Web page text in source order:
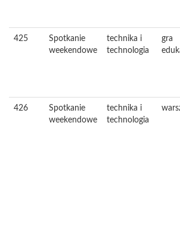
425
Spotkanie
weekendowe
technika i
technologia
gra
426
Spotkanie
weekendowe
technika i
technologia